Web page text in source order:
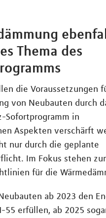
Thema des
die Voraussetzungen
von Neubauten durch
Sofortprogramm in
Aspekten verschärft
nur durch die geplante
Im Fokus stehen
für die
ab 2023 den
55 erfüllen, ab 2025